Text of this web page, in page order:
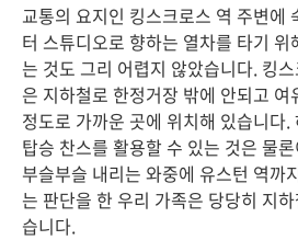
교통의 요지인 킹스크로스 역 주변에
터 스튜디오로 향하는 열차를 타기
는 것도 그리 어렵지 않았습니다. 킹
은 지하철로 한정거장 밖에 안되고
정도로 가까운 곳에 위치해 있습니다
탑승 찬스를 활용할 수 있는 것은 물
부슬부슬 내리는 와중에 유스턴 역까
는 판단을 한 우리 가족은 당당히 지
습니다.